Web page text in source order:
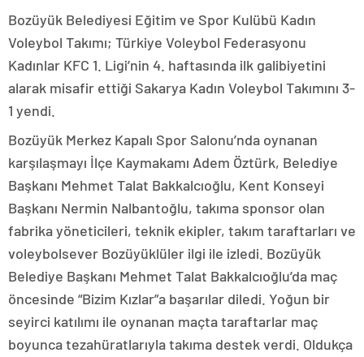
Bozüyük Belediyesi Eğitim ve Spor Kulübü Kadın
Voleybol Takımı; Türkiye Voleybol Federasyonu
Kadınlar KFC 1. Ligi’nin 4. haftasında ilk galibiyetini
alarak misafir ettiği Sakarya Kadın Voleybol Takımını 3-
1 yendi.
Bozüyük Merkez Kapalı Spor Salonu’nda oynanan
karşılaşmayı İlçe Kaymakamı Adem Öztürk, Belediye
Başkanı Mehmet Talat Bakkalcıoğlu, Kent Konseyi
Başkanı Nermin Nalbantoğlu, takıma sponsor olan
fabrika yöneticileri, teknik ekipler, takım taraftarları ve
voleybolsever Bozüyüklüler ilgi ile izledi. Bozüyük
Belediye Başkanı Mehmet Talat Bakkalcıoğlu’da maç
öncesinde “Bizim Kızlar”a başarılar diledi. Yoğun bir
seyirci katılımı ile oynanan maçta taraftarlar maç
boyunca tezahüratlarıyla takıma destek verdi. Oldukça